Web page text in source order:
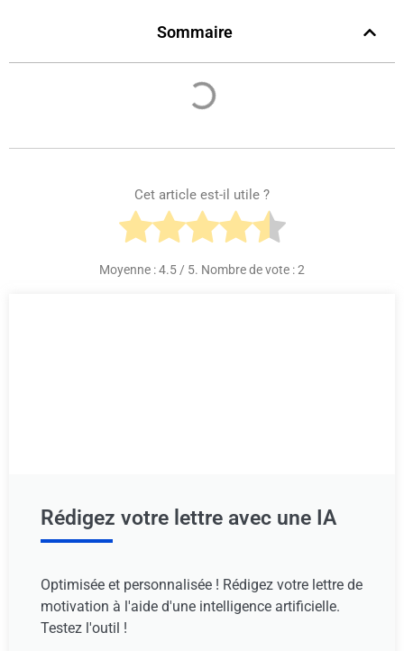
Sommaire
Cet article est-il utile ?
Moyenne :4.5 / 5. Nombre de vote :2
Rédigez votre lettre avec une IA
Optimisée et personnalisée ! Rédigez votre lettre de
motivation à l'aide d'une intelligence artificielle.
Testez l'outil !